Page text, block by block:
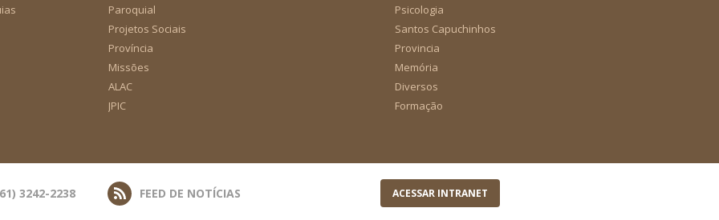
Psicologia
Santos Capuchinhos
Provincia
Memória
Diversos
Formação
Paroquial
Projetos Sociais
Província
Missões
ALAC
JPIC
3242-2238 FEED DE NOTÍCIAS ACESSAR INTRANET